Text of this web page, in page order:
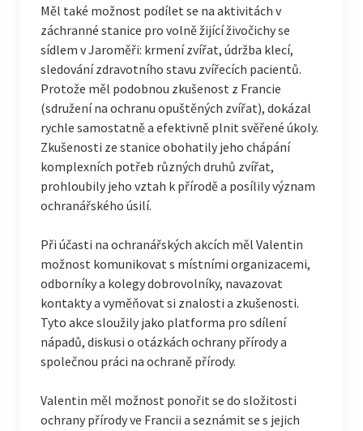
Měl také možnost podílet se na aktivitách v
záchranné stanice pro volně žijící živočichy se
sídlem v Jaroměři: krmení zvířat, údržba klecí,
sledování zdravotního stavu zvířecích pacientů.
Protože měl podobnou zkušenost z Francie
(sdružení na ochranu opuštěných zvířat), dokázal
rychle samostatně a efektivně plnit svěřené úkoly.
Zkušenosti ze stanice obohatily jeho chápání
komplexních potřeb různých druhů zvířat,
prohloubily jeho vztah k přírodě a posílily význam
ochranářského úsilí.
Při účasti na ochranářských akcích měl Valentin
možnost komunikovat s místními organizacemi,
odborníky a kolegy dobrovolníky, navazovat
kontakty a vyměňovat si znalosti a zkušenosti.
Tyto akce sloužily jako platforma pro sdílení
nápadů, diskusi o otázkách ochrany přírody a
společnou práci na ochraně přírody.
Valentin měl možnost ponořit se do složitosti
ochrany přírody ve Francii a seznámit se s jejich